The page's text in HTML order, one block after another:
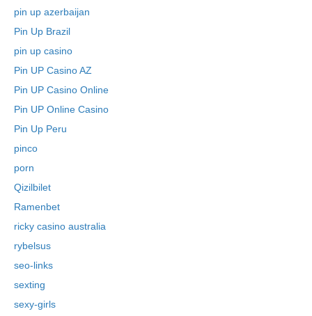
pin up azerbaijan
Pin Up Brazil
pin up casino
Pin UP Casino AZ
Pin UP Casino Online
Pin UP Online Casino
Pin Up Peru
pinco
porn
Qizilbilet
Ramenbet
ricky casino australia
rybelsus
seo-links
sexting
sexy-girls